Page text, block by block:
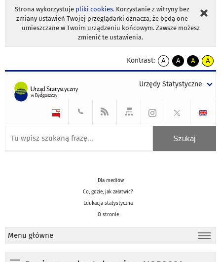
Strona wykorzystuje pliki cookies. Korzystanie z witryny bez
zmiany ustawień Twojej przeglądarki oznacza, że będą one
umieszczane w Twoim urządzeniu końcowym. Zawsze możesz
zmienić te ustawienia.
Kontrast:
A
kontrast
A
kontrast
tekst
czarnym
A
kontrast
tekst
czarnym
A
tekst
żółtym
Urzędy Statystyczne
Dla mediów
Co, gdzie, jak załatwić?
Edukacja statystyczna
O stronie
Menu główne